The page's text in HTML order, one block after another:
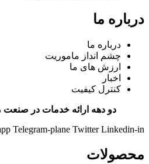
درباره ما
درباره ما
چشم انداز ماموریت
ارزش های ما
اخبار
کنترل کیفیت
دو دهه ارائه خدمات در صنعت
Telegram-plane Twitter Linkedin-in
محصولات